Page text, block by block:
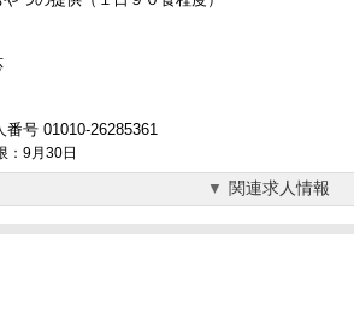
号 01010-26285361
：9月30日
関連求人情報